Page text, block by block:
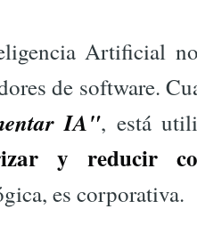
Artificial
de software.
IA", está
y reducir
es corporativa.